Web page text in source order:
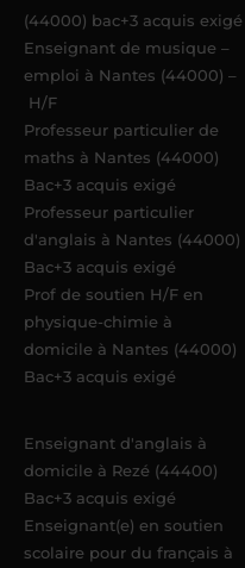
(44000) bac+3 acquis exigé
Enseignant de musique –
emploi à Nantes (44000) –
H/F
Professeur particulier de
maths à Nantes (44000)
Bac+3 acquis exigé
Professeur particulier
d'anglais à Nantes (44000)
Bac+3 acquis exigé
Prof de soutien H/F en
physique-chimie à
domicile à Nantes (44000)
Bac+3 acquis exigé
Enseignant d'anglais à
domicile à Rezé (44400)
Bac+3 acquis exigé
Enseignant(e) en soutien
scolaire pour du français à